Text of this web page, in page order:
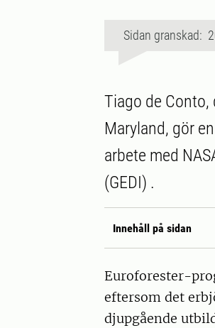
Sidan granskad:
Tiago de
Maryland, gör
arbete med
(GEDI) .
Innehåll på sidan
Euroforester-
eftersom det
djupgående